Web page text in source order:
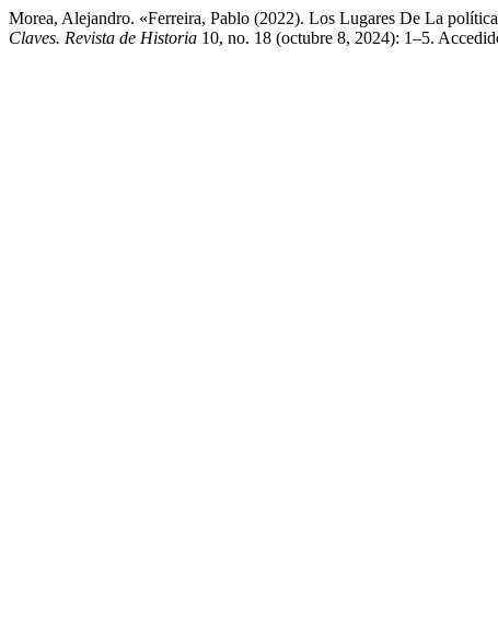
Morea, Alejandro. «Ferreira, Pablo (2022). Los Lugares De La
Claves. Revista de Historia 10, no. 18 (octubre 8, 2024): 1–5.